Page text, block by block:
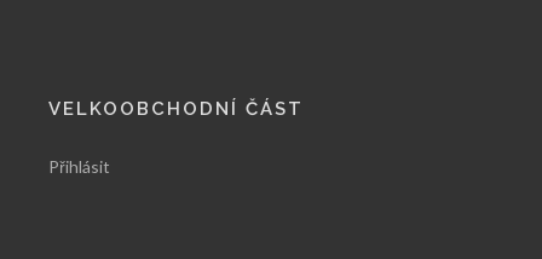
VELKOOBCHODNÍ ČÁST
Přihlásit